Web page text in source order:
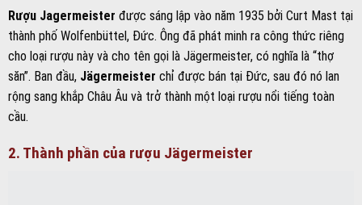
Rượu Jagermeister được sáng lập vào năm 1935 bởi Curt Mast tại
thành phố Wolfenbüttel, Đức. Ông đã phát minh ra công thức riêng
cho loại rượu này và cho tên gọi là Jägermeister, có nghĩa là “thợ
săn”. Ban đầu, Jägermeister chỉ được bán tại Đức, sau đó nó lan
rộng sang khắp Châu Âu và trở thành một loại rượu nổi tiếng toàn
cầu.
2. Thành phần của rượu Jägermeister